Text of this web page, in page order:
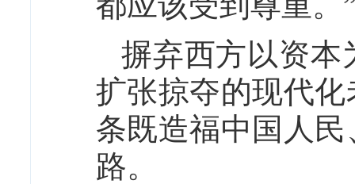
摒弃西方以资本
扩张掠夺的现代
条既造福中国人
路。